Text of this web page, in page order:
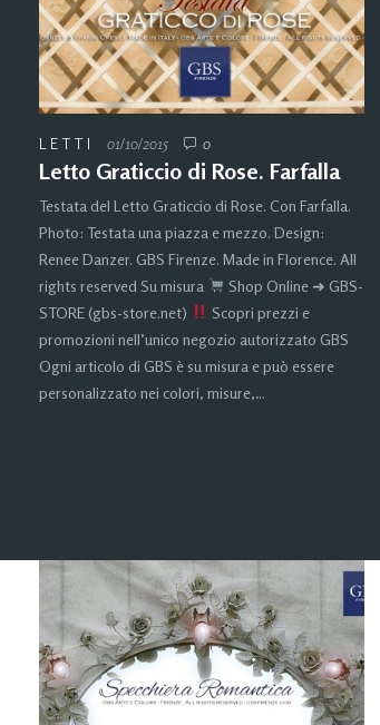
LETTI 01/10/2015 0
Letto Graticcio di Rose. Farfalla
Testata del Letto Graticcio di Rose. Con Farfalla.
Photo: Testata una piazza e mezzo. Design:
Renee Danzer. GBS Firenze. Made in Florence. All
rights reserved Su misura
Shop Online ➜ GBS-
STORE (gbs-store.net)
Scopri prezzi e
promozioni nell’unico negozio autorizzato GBS
Ogni articolo di GBS è su misura e può essere
personalizzato nei colori, misure,…